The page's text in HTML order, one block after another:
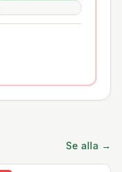
Se alla →